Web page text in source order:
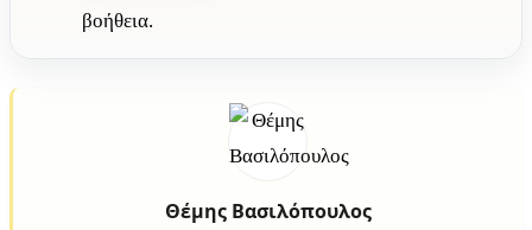
βοήθεια.
Θέμης Βασιλόπουλος